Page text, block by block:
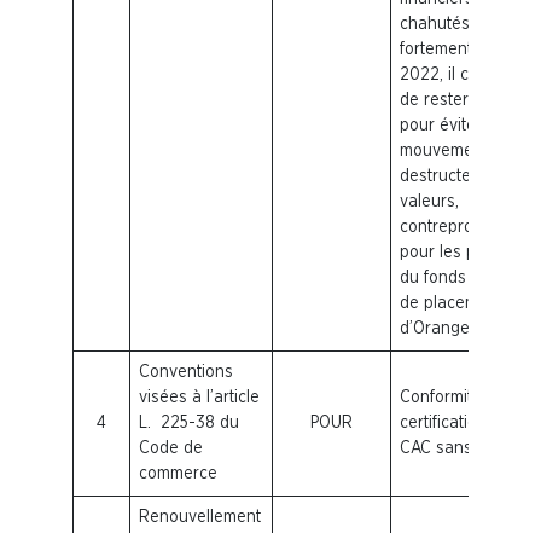
chahutés
fortement en
2022, il convient
de rester prudent
pour éviter des
mouvements
destructeurs de
valeurs,
contreproductifs
pour les porteurs
du fonds commun
de placements
d’Orange Actions.
4
Conventions
visées à l’article
L. 225-38 du
Code de
commerce
POUR
Conformité et
certification des
CAC sans réserve
Renouvellement